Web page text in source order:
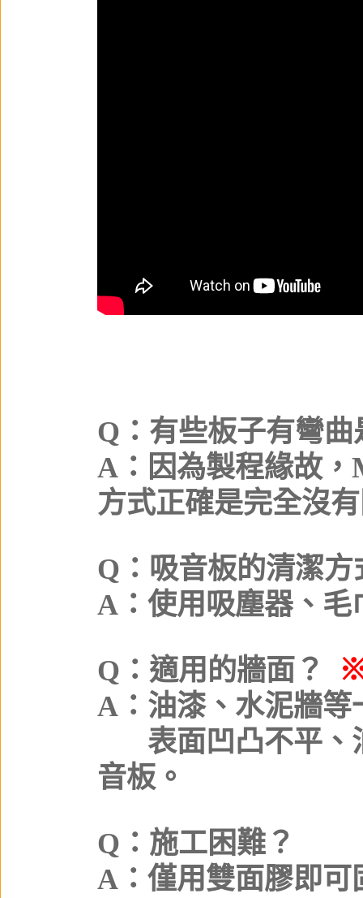
Q：有些板子有彎
A：因為製程緣故
方式正確是完全沒
Q：吸音板的清潔方
A：使用吸塵器、毛
Q：適用的牆面？
A：油漆、水泥牆等
表面凹凸不平
音板。
Q：施工困難？
A：僅用雙面膠即可